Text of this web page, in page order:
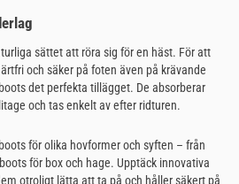
sättet att röra sig för en häst. För att
och säker på foten även på krävande
det perfekta tillägget. De absorberar
och tas enkelt av efter ridturen.
för olika hovformer och syften – från
för box och hage. Upptäck innovativa
otroligt lätta att ta på och håller säkert på